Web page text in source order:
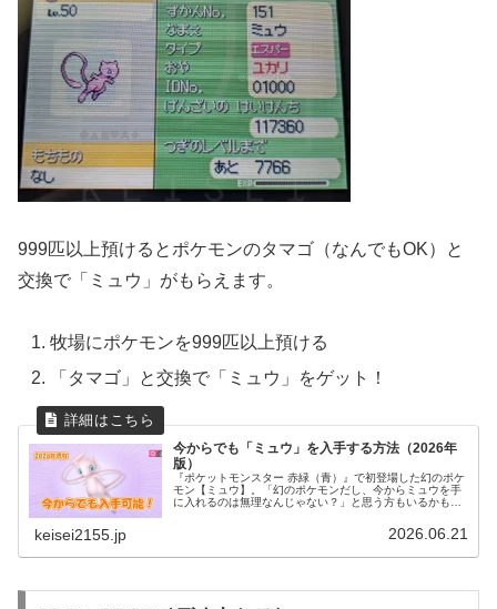
999匹以上預けるとポケモンのタマゴ（なんでもOK）と
交換で「ミュウ」がもらえます。
牧場にポケモンを999匹以上預ける
「タマゴ」と交換で「ミュウ」をゲット！
今からでも「ミュウ」を入手する方法（2026年
版）
『ポケットモンスター 赤緑（青）』で初登場した幻のポケ
モン【ミュウ】。「幻のポケモンだし、今からミュウを手
に入れるのは無理なんじゃない？」と思う方もいるかもし
keisei2155.jp 2026.06.21